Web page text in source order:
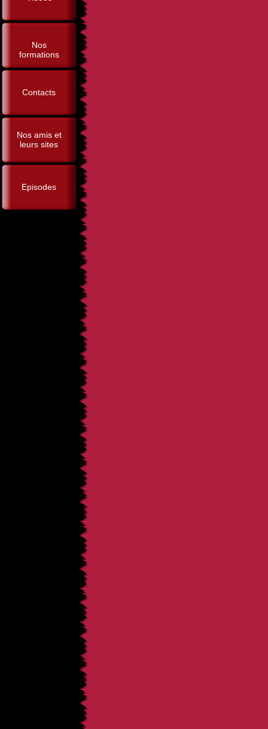
Nos
formations
Contacts
Nos amis et
leurs sites
Episodes